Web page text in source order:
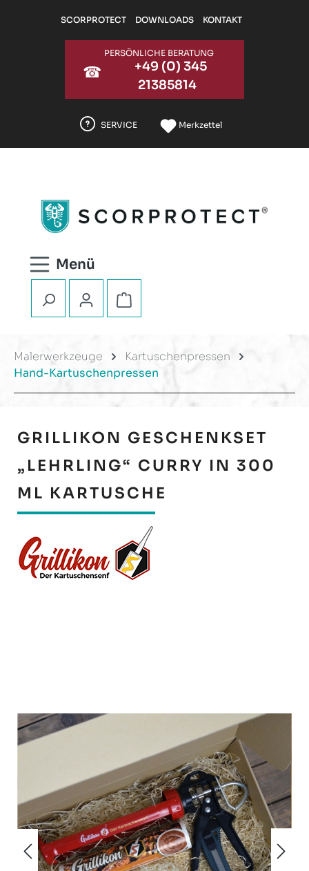
Zum Hauptinhalt springen
SCORPROTECT DOWNLOADS KONTAKT
☎
PERSÖNLICHE BERATUNG
+49 (0) 345
21385814
SERVICE Merkzettel
Warenkorb enthält 0
Malerwerkzeuge
Kartuschenpressen
Hand-Kartuschenpressen
GRILLIKON GESCHENKSET
„LEHRLING“ CURRY IN 300
ML KARTUSCHE